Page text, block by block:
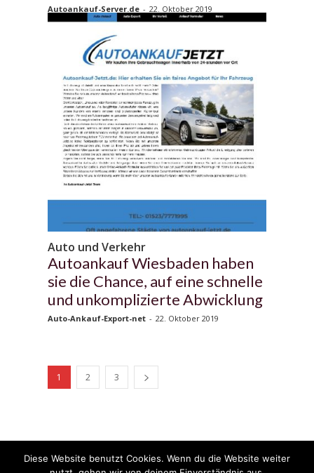
Autoankauf-Server.de - 22. Oktober 2019
Auto und Verkehr
Autoankauf Wiesbaden haben
sie die Chance, auf eine schnelle
und unkomplizierte Abwicklung
Auto-Ankauf-Export-net - 22. Oktober 2019
1 2 3
© 2020 - 2025 Copyright - KFZzeitung.com
Diese Website benutzt Cookies. Wenn du die Website weiter